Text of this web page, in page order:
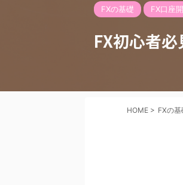
FXの基礎 FX口座
FX初心者
HOME > FXの基